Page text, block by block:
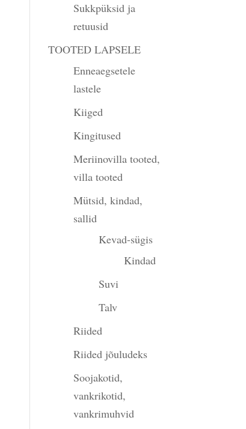
Sukkpüksid ja
retuusid
TOOTED LAPSELE
Enneaegsetele
lastele
Kiiged
Kingitused
Meriinovilla tooted,
villa tooted
Mütsid, kindad,
sallid
Kevad-sügis
Kindad
Suvi
Talv
Riided
Riided jõuludeks
Soojakotid,
vankrikotid,
vankrimuhvid